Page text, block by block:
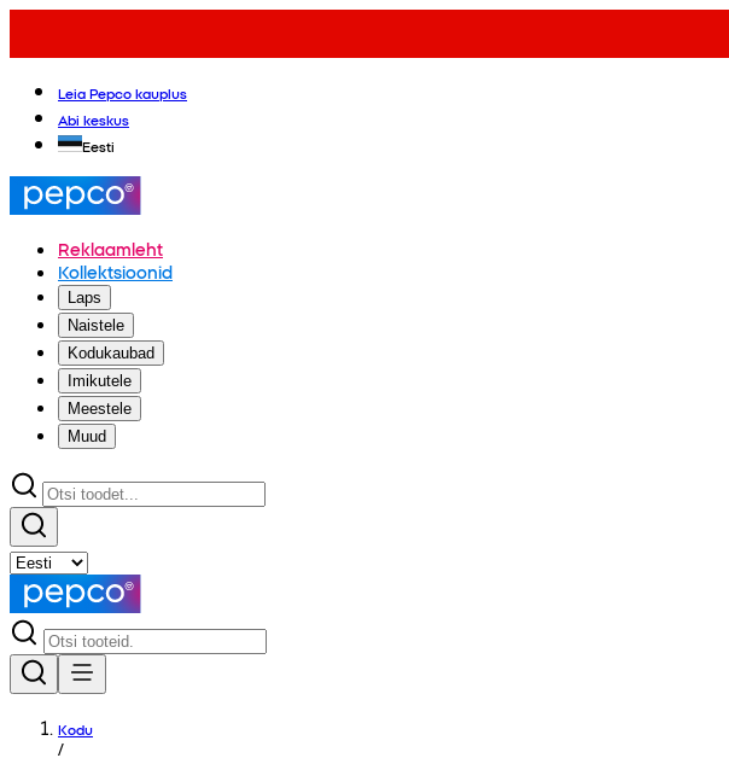
Leia Pepco kauplus
Abi keskus
Eesti
Reklaamleht
Kollektsioonid
Laps
Naistele
Kodukaubad
Imikutele
Meestele
Muud
Kodu
/